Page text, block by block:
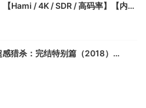
Hami / 4K / SDR / 高码率】【内嵌
猎杀：完结特别篇（2018）